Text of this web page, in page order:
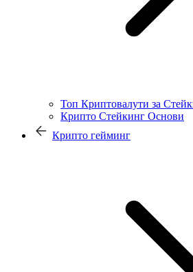
Топ Криптовалути за
Крипто Стейкинг Основи
Крипто гейминг